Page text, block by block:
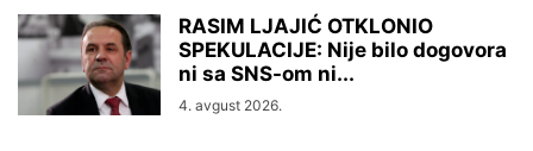
RASIM LJAJIĆ OTKLONIO
SPEKULACIJE: Nije bilo dogovora
ni sa SNS-om ni...
4. avgust 2026.